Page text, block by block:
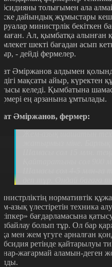
толығымен ала
дайындық жұмыстары
министрлік бекіткен
Ал, қымбатқа
шекті бағадан асып
- дейді фермелер.
Әміржанов алдымен
мақсаты айыр, күректен
келеді. Қымбатына
ең арзанына ұмтылады.
Әміржанов, фермер:
нормативтік
азық үлестіретін техника
бағдарламасына
болып тұр. Ол бар
мен жем үгуге арналған
ретінде қайтарылуы
жағармай аламын-деген